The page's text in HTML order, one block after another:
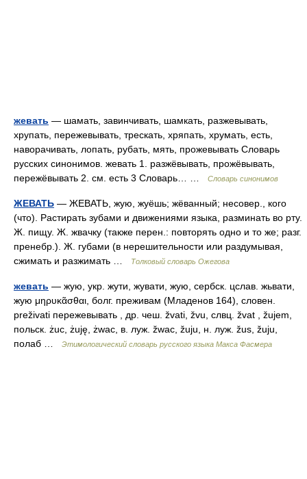
жевать — шамать, завинчивать, шамкать, разжевывать,
хрупать, пережевывать, трескать, хряпать, хрумать, есть,
наворачивать, лопать, рубать, мять, прожевывать Словарь
русских синонимов. жевать 1. разжёвывать, прожёвывать,
пережёвывать 2. см. есть 3 Словарь… …
Словарь синонимов
ЖЕВАТЬ — ЖЕВАТЬ, жую, жуёшь; жёванный; несовер., кого
(что). Растирать зубами и движениями языка, разминать во рту.
Ж. пищу. Ж. жвачку (также перен.: повторять одно и то же; разг.
пренебр.). Ж. губами (в нерешительности или раздумывая,
сжимать и разжимать …
Толковый словарь Ожегова
жевать — жую, укр. жути, жувати, жую, сербск. цслав. жьвати,
жую μηρυκᾶσθαι, болг. преживам (Младенов 164), словен.
preživati пережевывать , др. чеш. žvati, žvu, слвц. žvat , žujem,
польск. żuc, żuję, żwac, в. луж. žwac, žuju, н. луж. žus, žuju,
полаб …
Этимологический словарь русского языка Макса Фасмера